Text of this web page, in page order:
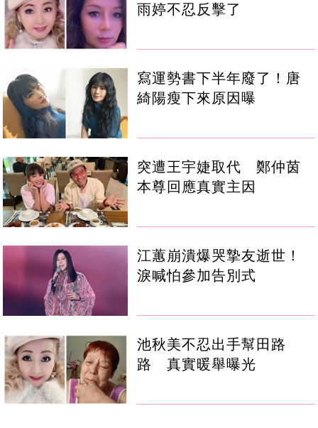
雨婷不忍反擊了
寫運勢書下半年廢了！唐
綺陽瘦下來原因曝
突遭王宇婕取代 鄭仲茵
本尊回應真實主因
江蕙崩潰爆哭摯友逝世！
淚喊怕參加告別式
池秋美不忍出手幫田路
路 真實暖舉曝光